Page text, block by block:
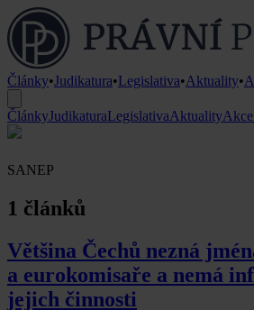
Články•Judikatura•Legislativa•Aktuality•
ČlánkyJudikaturaLegislativaAktualityAkce
SANEP
1 článků
Většina Čechů nezná
a eurokomisaře a nemá
jejich činnosti